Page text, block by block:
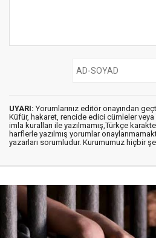
UYARI: Yorumlarınız editör onayından
Küfür, hakaret, rencide edici cümleler veya
imla kuralları ile yazılmamış,Türkçe
harflerle yazılmış yorumlar
yazarları sorumludur. Kurumumuz hiçbir